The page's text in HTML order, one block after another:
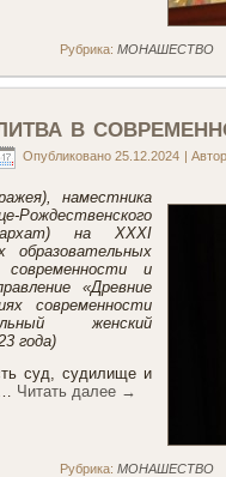
Рубрика: МОНАШЕСТВО
в
Опубликовано 25.12.2024 |
наместника
на XXXI
образовательных
и
«Древние
современности
женский
года)
суд, судилище и
Читать далее →
Рубрика: МОНАШЕСТВО